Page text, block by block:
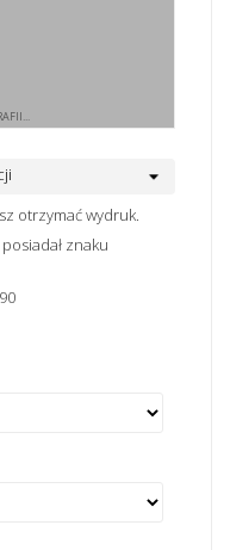
otrzymać wydruk.
znaku